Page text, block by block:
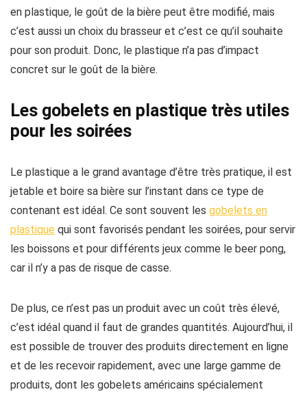
en plastique, le goût de la bière peut être modifié, mais
c’est aussi un choix du brasseur et c’est ce qu’il souhaite
pour son produit. Donc, le plastique n’a pas d’impact
concret sur le goût de la bière.
Les gobelets en plastique très utiles
pour les soirées
Le plastique a le grand avantage d’être très pratique, il est
jetable et boire sa bière sur l’instant dans ce type de
contenant est idéal. Ce sont souvent les gobelets en
plastique qui sont favorisés pendant les soirées, pour servir
les boissons et pour différents jeux comme le beer pong,
car il n’y a pas de risque de casse.
De plus, ce n’est pas un produit avec un coût très élevé,
c’est idéal quand il faut de grandes quantités. Aujourd’hui, il
est possible de trouver des produits directement en ligne
et de les recevoir rapidement, avec une large gamme de
produits, dont les gobelets américains spécialement